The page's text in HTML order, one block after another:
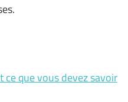
ce que vous devez savoir